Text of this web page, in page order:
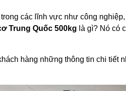
các lĩnh vực như công
Trung Quốc 500kg là gì? Nó có
hàng những thông tin chi tiết